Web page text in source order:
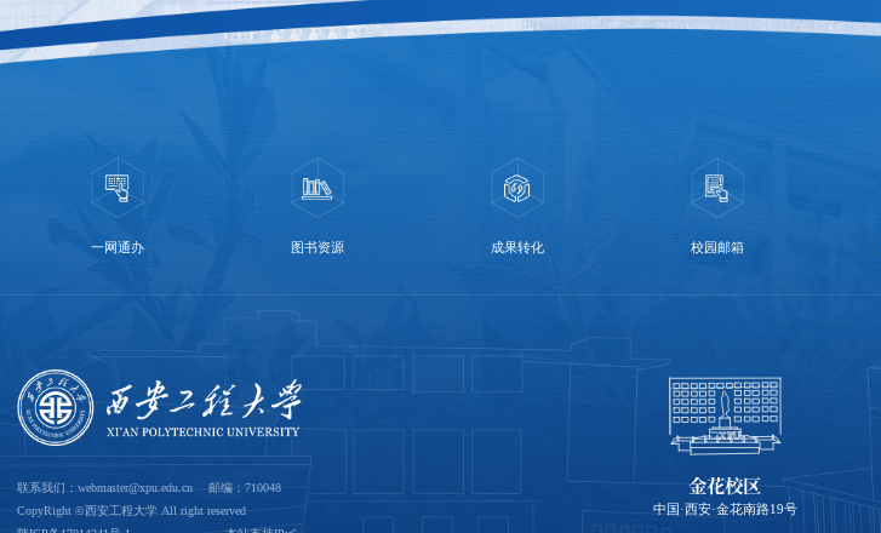
一网通办 图书资源 成果转化 校园邮箱
联系我们：webmaster@xpu.edu.cn 邮编：710048
CopyRight ©西安工程大学 All right reserved
金花校区
中国·西安·金花南路19号